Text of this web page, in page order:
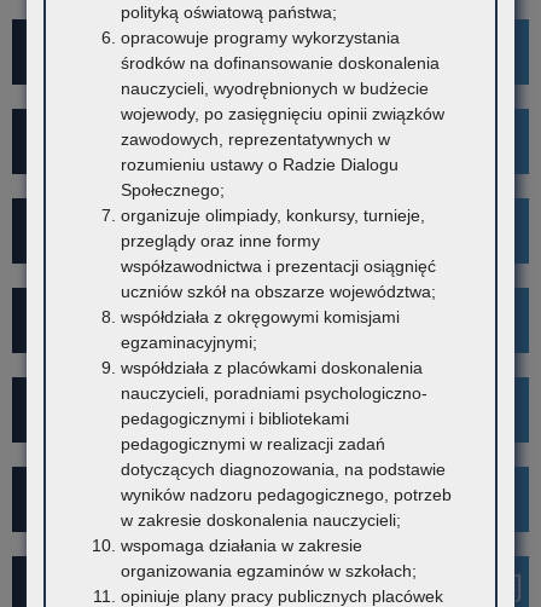
For Foreigners
Wykaz szkół i placówek
Mediacje
Projekt Kibicuj z Klasą
Kampania społeczna "Ustal z Babcią Hasło"
Najnowsze informacje
polityką oświatową państwa;
opracowuje programy wykorzystania
środków na dofinansowanie doskonalenia
nauczycieli, wyodrębnionych w budżecie
wojewody, po zasięgnięciu opinii związków
zawodowych, reprezentatywnych w
rozumieniu ustawy o Radzie Dialogu
Społecznego;
organizuje olimpiady, konkursy, turnieje,
przeglądy oraz inne formy
współzawodnictwa i prezentacji osiągnięć
uczniów szkół na obszarze województwa;
współdziała z okręgowymi komisjami
egzaminacyjnymi;
współdziała z placówkami doskonalenia
nauczycieli, poradniami psychologiczno-
pedagogicznymi i bibliotekami
pedagogicznymi w realizacji zadań
dotyczących diagnozowania, na podstawie
wyników nadzoru pedagogicznego, potrzeb
w zakresie doskonalenia nauczycieli;
wspomaga działania w zakresie
organizowania egzaminów w szkołach;
opiniuje plany pracy publicznych placówek